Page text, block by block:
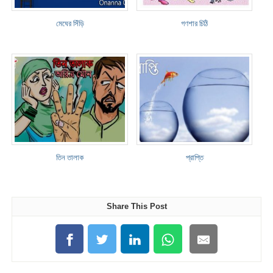
মেঘের সিঁড়ি গণশার চিঠি
তিন তালাক প্রাপ্তি
Share This Post